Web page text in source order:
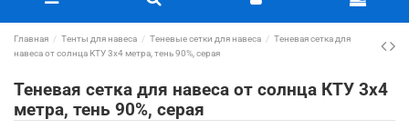
Главная Тенты для навеса Теневые сетки для навеса
Теневая сетка для
навеса от солнца КТУ 3х4 метра, тень 90%, серая
Теневая сетка для навеса от солнца КТУ 3х4
метра, тень 90%, серая